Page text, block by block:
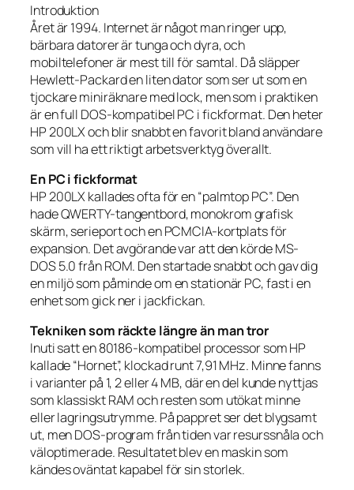
Introduktion
Året är 1994. Internet är något man ringer upp,
bärbara datorer är tunga och dyra, och
mobiltelefoner är mest till för samtal. Då släpper
Hewlett-Packard en liten dator som ser ut som en
tjockare miniräknare med lock, men som i praktiken
är en full DOS-kompatibel PC i fickformat. Den heter
HP 200LX och blir snabbt en favorit bland användare
som vill ha ett riktigt arbetsverktyg överallt.
En PC i fickformat
HP 200LX kallades ofta för en “palmtop PC”. Den
hade QWERTY-tangentbord, monokrom grafisk
skärm, serieport och en PCMCIA-kortplats för
expansion. Det avgörande var att den körde MS-
DOS 5.0 från ROM. Den startade snabbt och gav dig
en miljö som påminde om en stationär PC, fast i en
enhet som gick ner i jackfickan.
Tekniken som räckte längre än man tror
Inuti satt en 80186-kompatibel processor som HP
kallade “Hornet”, klockad runt 7,91 MHz. Minne fanns
i varianter på 1, 2 eller 4 MB, där en del kunde nyttjas
som klassiskt RAM och resten som utökat minne
eller lagringsutrymme. På pappret ser det blygsamt
ut, men DOS-program från tiden var resurssnåla och
väloptimerade. Resultatet blev en maskin som
kändes oväntat kapabel för sin storlek.